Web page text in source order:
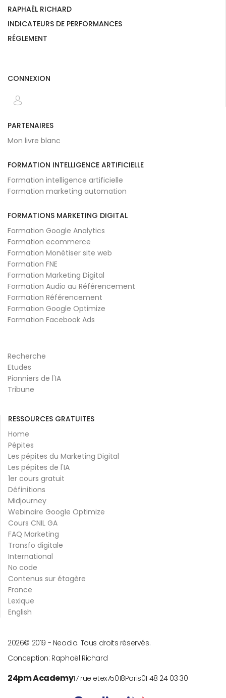
RAPHAËL RICHARD
INDICATEURS DE PERFORMANCES
RÉGLEMENT
CONNEXION
PARTENAIRES
Mon livre blanc
FORMATION INTELLIGENCE ARTIFICIELLE
Formation intelligence artificielle
Formation marketing automation
FORMATIONS MARKETING DIGITAL
Formation Google Analytics
Formation ecommerce
Formation Monétiser site web
Formation FNE
Formation Marketing Digital
Formation Audio au Référencement
Formation Référencement
Formation Google Optimize
Formation Facebook Ads
Recherche
Etudes
Pionniers de l'IA
Tribune
RESSOURCES GRATUITES
Home
Pépites
Les pépites du Marketing Digital
Les pépites de l'IA
1er cours gratuit
Définitions
Midjourney
Webinaire Google Optimize
Cours CNIL GA
FAQ Marketing
Transfo digitale
International
No code
Contenus sur étagère
France
Lexique
English
© 2019 -
2026
Neodia. Tous droits réservés.
Conception: Raphaël Richard
24pm Academy17 rue etex75018Paris01 48 24 03 30